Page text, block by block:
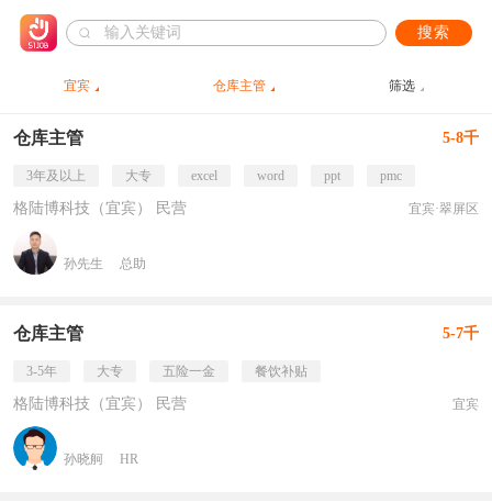
搜索
宜宾 仓库主管 筛选
仓库主管 5-8千
3年及以上 大专 excel word ppt pmc
格陆博科技（宜宾） 民营 宜宾·翠屏区
孙先生 总助
仓库主管 5-7千
3-5年 大专 五险一金 餐饮补贴
格陆博科技（宜宾） 民营 宜宾
孙晓舸 HR